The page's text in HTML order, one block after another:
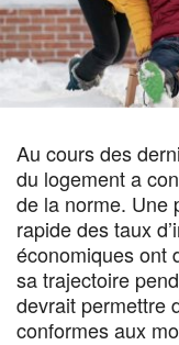
Au cours des
du logement a
de la norme. Une
rapide des taux
économiques ont
sa trajectoire
devrait permettre
conformes aux